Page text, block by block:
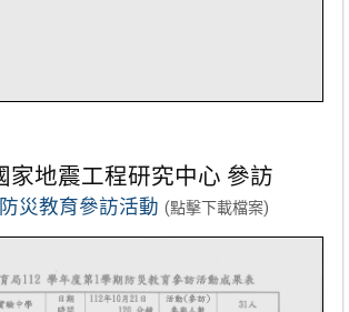
家地震工程研究中心 參訪
災教育參訪活動 (點擊下載檔案)